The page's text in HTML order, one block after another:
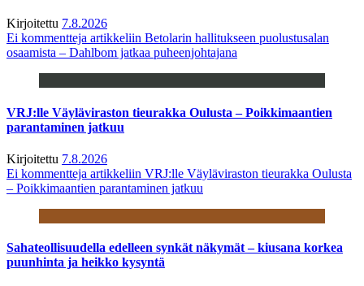
Kirjoitettu 7.8.2026
Ei kommentteja artikkeliin Betolarin hallitukseen puolustusalan
osaamista – Dahlbom jatkaa puheenjohtajana
VRJ:lle Väyläviraston tieurakka Oulusta – Poikkimaantien
parantaminen jatkuu
Kirjoitettu 7.8.2026
Ei kommentteja artikkeliin VRJ:lle Väyläviraston tieurakka Oulusta
– Poikkimaantien parantaminen jatkuu
Sahateollisuudella edelleen synkät näkymät – kiusana korkea
puunhinta ja heikko kysyntä